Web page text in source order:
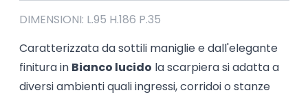
DIMENSIONI: L.95 H.186 P.35
Caratterizzata da sottili maniglie e dall'elegante
finitura in Bianco lucido la scarpiera si adatta a
diversi ambienti quali ingressi, corridoi o stanze